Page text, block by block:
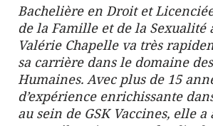
Bachelière en Droit et
de la Famille et de la Sexualité
Valérie Chapelle va très
sa carrière dans le domaine
Humaines. Avec plus de 15
d’expérience enrichissante
au sein de GSK Vaccines, elle